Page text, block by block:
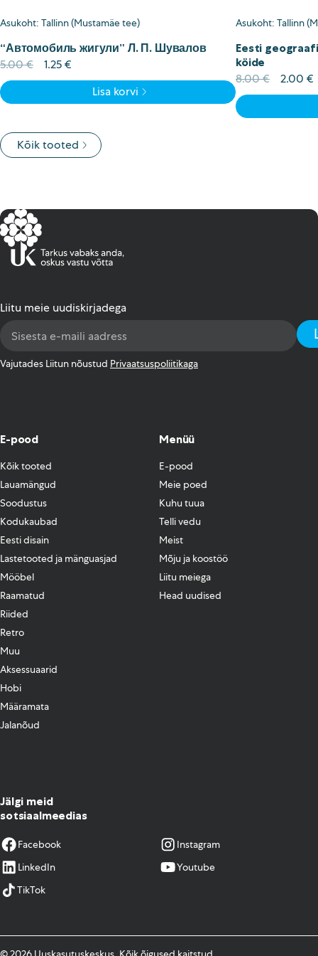
Asukoht: Tallinn (Mustamäe tee)
“Автомобиль жигули” Л. П. Шувалов
5.00€
Algne
hind
5.00 €.
1.25€
price
1.25 €.
Lisa korvi
Asukoht: Tallinn
Eesti
köide
8.00€
Algne
hind
8.00 €.
2.00 €
Kõik tooted
Liitu meie uudiskirjadega
Address
Vajutades Liitun nõustud Privaatsuspoliitikaga
E-pood
Kõik tooted
Lauamängud
Soodustus
Kodukaubad
Eesti disain
Lastetooted ja mänguasjad
Mööbel
Raamatud
Riided
Retro
Muu
Aksessuaarid
Hobi
Määramata
Jalanõud
Menüü
E-pood
Meie poed
Kuhu tuua
Telli vedu
Meist
Mõju ja koostöö
Liitu meiega
Head uudised
Jälgi meid
sotsiaalmeedias
Facebook
Instagram
LinkedIn
Youtube
TikTok